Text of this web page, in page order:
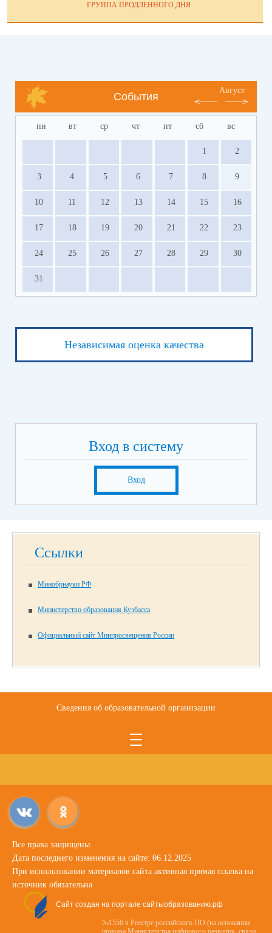
ГРУППА ПРОДЛЕННОГО ДНЯ
События
Август
пн вт ср чт пт сб вс
1 2
3 4 5 6 7 8 9
10 11 12 13 14 15 16
17 18 19 20 21 22 23
24 25 26 27 28 29 30
31
Независимая оценка качества
Вход в систему
Вход
Ссылки
Минобрнауки РФ
Министерство образования Кузбасса
Официальный сайт Минпросвещения России
Сведения об образовательной организации
Все права защищены.
Дата последнего изменения на сайте: 06.12.2025
При использовании материалов сайта активная прямая ссылка на
источник обязательна
Сайт создан на портале сайтыобразованию.рф
№1556 в Реестре российского ПО (на основании
приказа Министерства цифрового развития, связи